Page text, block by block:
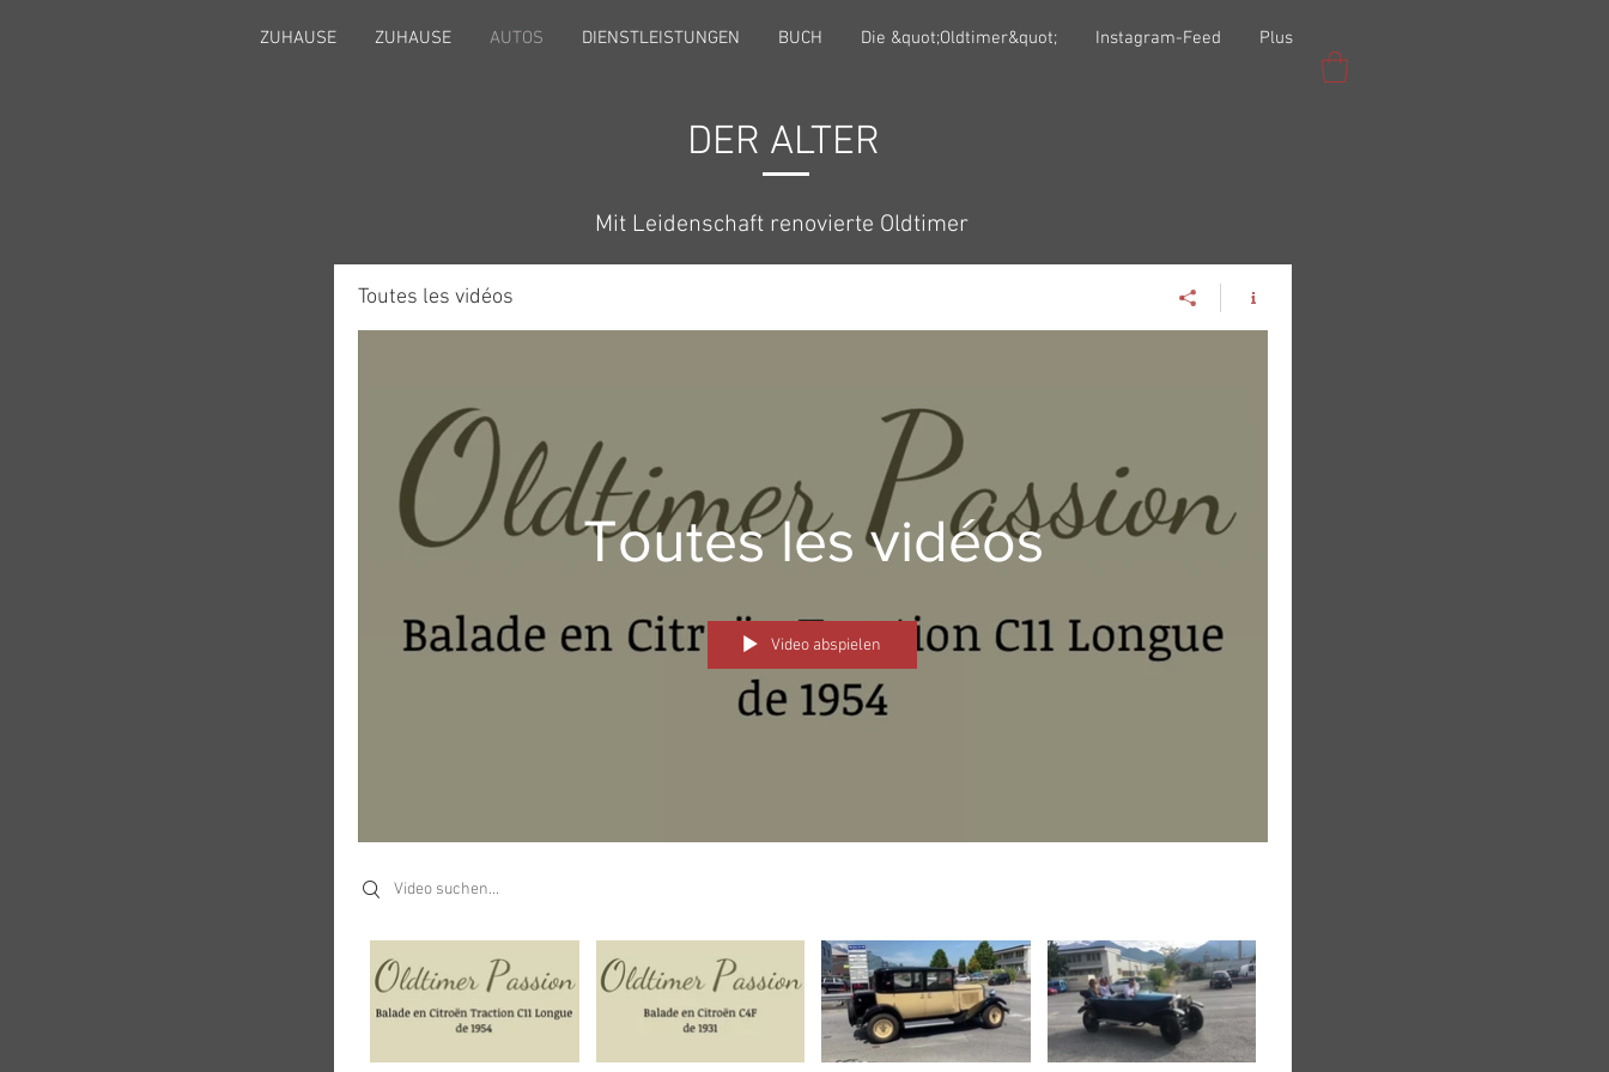
ZUHAUSE ZUHAUSE AUTOS DIENSTLEISTUNGEN BUCH Die &quot;Oldtimer&quot; Instagram-Feed Plus
DER ALTER
Mit Leidenschaft renovierte Oldtimer
Toutes les vidéos
Toutes les vidéos
Video abspielen
Search videos